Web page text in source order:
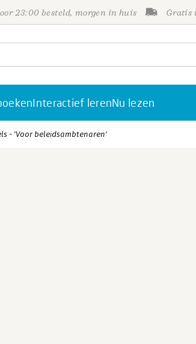
23:00 besteld, morgen in huis Gratis
Interactief lerenNu lezen
- 'Voor beleidsambtenaren'